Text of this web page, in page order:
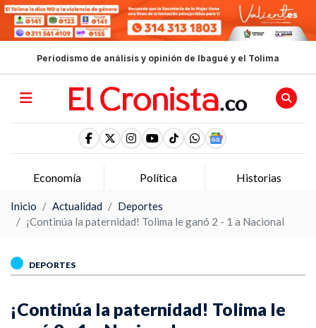
Periodismo de análisis y opinión de Ibagué y el Tolima
Economía Política Historias
Inicio Actualidad
Deportes
¡Continúa la paternidad! Tolima le ganó 2 - 1 a Nacional
DEPORTES
¡Continúa la paternidad! Tolima le